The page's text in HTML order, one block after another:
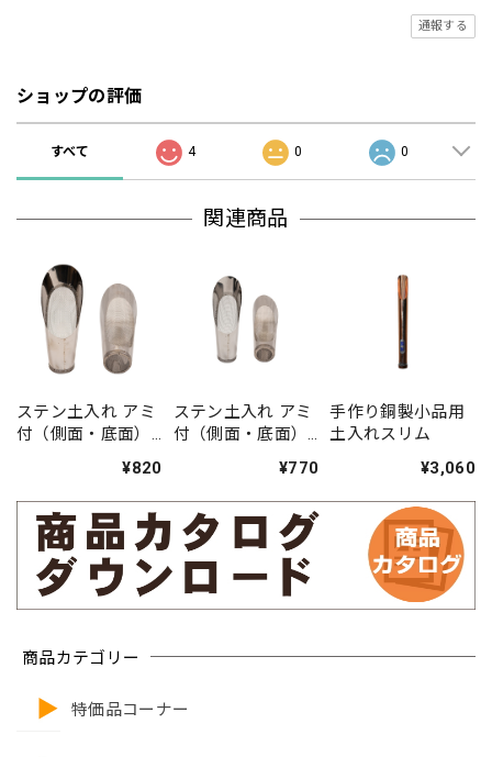
商品カテゴリー
特価品コーナー
通報する
ショップの評価
すべて 4 0 0
関連商品
ステン土入れ アミ
付（側面・底面）
¥820
ステン土入れ アミ
付（側面・底面）
¥770
手作り銅製小品用
土入れスリム
¥3,060